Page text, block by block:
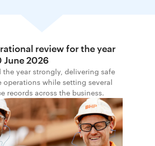
review for the year
June 2026
the year strongly, delivering safe
operations while setting several
records across the business.